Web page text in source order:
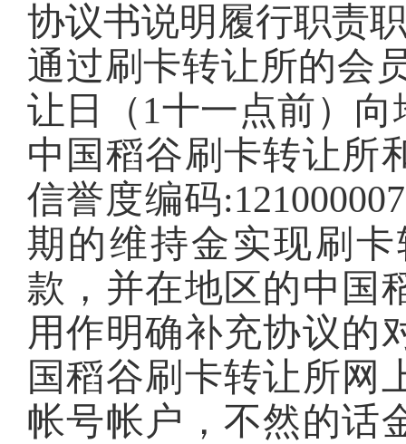
协议书说明履行职责
通过刷卡转让所的会
让日（1十一点前）
中国稻谷刷卡转让所
信誉度编码
期的维持金实现刷
款，并在地区的中国
用作明确补充协议的
国稻谷刷卡转让所网
帐号帐户，不然的话